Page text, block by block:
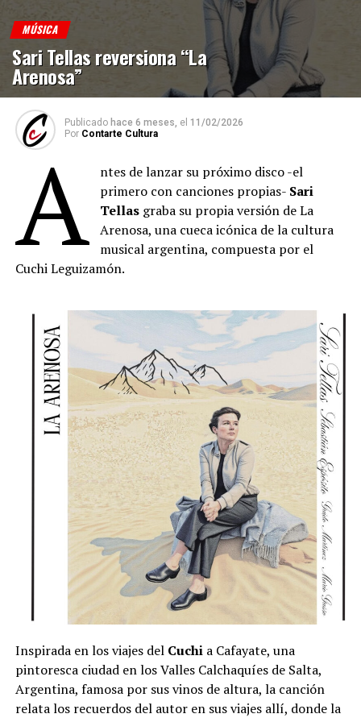
MÚSICA
Sari Tellas reversiona “La
Arenosa”
Publicado hace 6 meses, el 11/02/2026
Por Contarte Cultura
A
ntes de lanzar su próximo disco -el
primero con canciones propias- Sari
Tellas graba su propia versión de La
Arenosa, una cueca icónica de la cultura
musical argentina, compuesta por el
Cuchi Leguizamón.
Inspirada en los viajes del Cuchi a Cafayate, una
pintoresca ciudad en los Valles Calchaquíes de Salta,
Argentina, famosa por sus vinos de altura, la canción
relata los recuerdos del autor en sus viajes allí, donde la